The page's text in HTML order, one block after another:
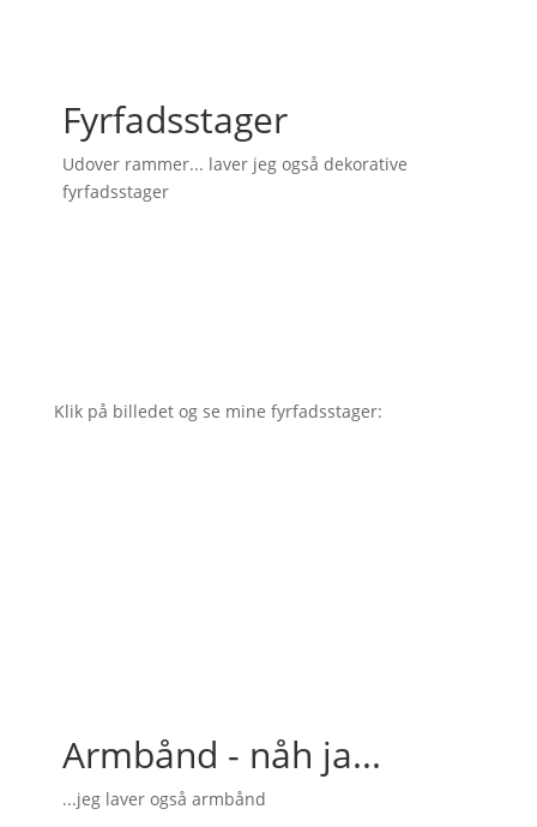
Fyrfadsstager
Udover rammer... laver jeg også dekorative
fyrfadsstager
Klik på billedet og se mine fyrfadsstager:
Armbånd - nåh ja...
...jeg laver også armbånd